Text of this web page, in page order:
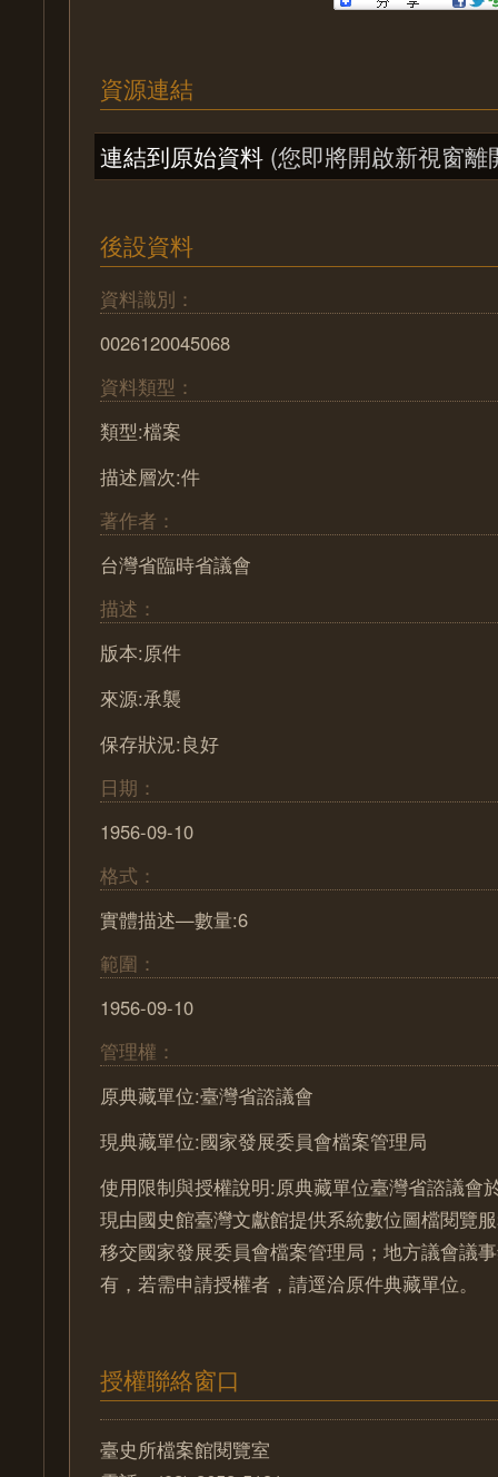
資源連結
連結到原始資料 (您即將開啟新視窗離
後設資料
資料識別：
0026120045068
資料類型：
類型:檔案
描述層次:件
著作者：
台灣省臨時省議會
描述：
版本:原件
來源:承襲
保存狀況:良好
日期：
1956-09-10
格式：
實體描述—數量:6
範圍：
1956-09-10
管理權：
原典藏單位:臺灣省諮議會
現典藏單位:國家發展委員會檔案管理局
使用限制與授權說明:原典藏單位臺灣省諮議會
現由國史館臺灣文獻館提供系統數位圖檔閱覽
移交國家發展委員會檔案管理局；地方議會議
有，若需申請授權者，請逕洽原件典藏單位。
授權聯絡窗口
臺史所檔案館閱覽室